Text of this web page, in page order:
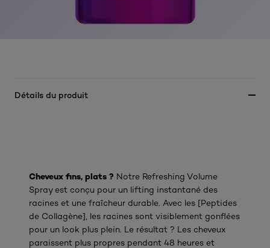
Détails du produit
Cheveux fins, plats ? Notre Refreshing Volume
Spray est conçu pour un lifting instantané des
racines et une fraîcheur durable. Avec les [Peptides
de Collagène], les racines sont visiblement gonflées
pour un look plus plein. Le résultat ? Les cheveux
paraissent plus propres pendant 48 heures et